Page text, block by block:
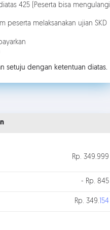
425 (Peserta bisa mengulangi
peserta melaksanakan ujian SKD
setuju dengan ketentuan diatas.
Rp. 349.999
- Rp. 845
Rp. 349. 154